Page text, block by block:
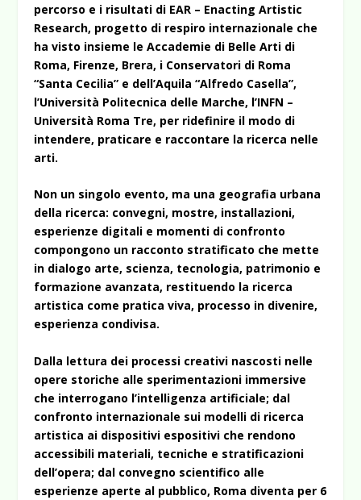
percorso e i risultati di EAR – Enacting Artistic
Research, progetto di respiro internazionale che
ha visto insieme le Accademie di Belle Arti di
Roma, Firenze, Brera, i Conservatori di Roma
“Santa Cecilia” e dell’Aquila “Alfredo Casella”,
l’Università Politecnica delle Marche, l’INFN –
Università Roma Tre, per ridefinire il modo di
intendere, praticare e raccontare la ricerca nelle
arti.
Non un singolo evento, ma una geografia urbana
della ricerca: convegni, mostre, installazioni,
esperienze digitali e momenti di confronto
compongono un racconto stratificato che mette
in dialogo arte, scienza, tecnologia, patrimonio e
formazione avanzata, restituendo la ricerca
artistica come pratica viva, processo in divenire,
esperienza condivisa.
Dalla lettura dei processi creativi nascosti nelle
opere storiche alle sperimentazioni immersive
che interrogano l’intelligenza artificiale; dal
confronto internazionale sui modelli di ricerca
artistica ai dispositivi espositivi che rendono
accessibili materiali, tecniche e stratificazioni
dell’opera; dal convegno scientifico alle
esperienze aperte al pubblico, Roma diventa per 6